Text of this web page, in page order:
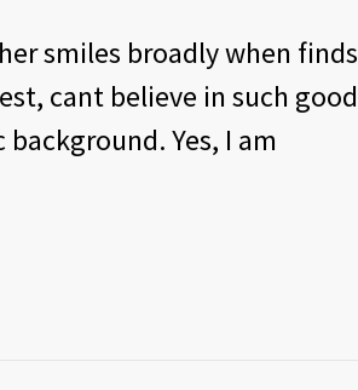
smiles broadly when finds
cant believe in such good
Yes, I am